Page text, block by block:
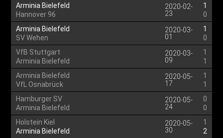
Arminia Bielefeld
Hannover 96
2020-02-
23
1
0
Arminia Bielefeld
SV Wehen
2020-03-
01
1
0
VfB Stuttgart
Arminia Bielefeld
2020-03-
09
1
1
Arminia Bielefeld
VfL Osnabrück
2020-05-
17
1
1
Hamburger SV
Arminia Bielefeld
2020-05-
24
0
0
Holstein Kiel
Arminia Bielefeld
2020-05-
30
1
2